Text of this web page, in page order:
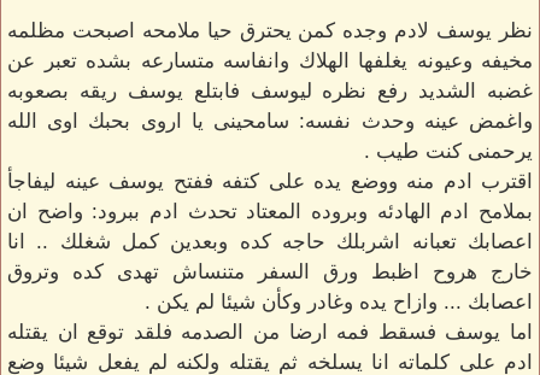
نظر يوسف لادم وجده كمن يحترق حيا ملامحه اصبحت مظلمه
مخيفه وعيونه يغلفها الهلاك وانفاسه متسارعه بشده تعبر عن
غضبه الشديد رفع نظره ليوسف فابتلع يوسف ريقه بصعوبه
واغمض عينه وحدث نفسه: سامحينى يا اروى بحبك اوى الله
يرحمنى كنت طيب .
اقترب ادم منه ووضع يده على كتفه ففتح يوسف عينه ليفاجأ
بملامح ادم الهادئه وبروده المعتاد تحدث ادم ببرود: واضح ان
اعصابك تعبانه اشربلك حاجه كده وبعدين كمل شغلك .. انا
خارج هروح اظبط ورق السفر متنساش تهدى كده وتروق
اعصابك ... وازاح يده وغادر وكأن شيئا لم يكن .
اما يوسف فسقط فمه ارضا من الصدمه فلقد توقع ان يقتله
ادم على كلماته انا يسلخه ثم يقتله ولكنه لم يفعل شيئا وضع